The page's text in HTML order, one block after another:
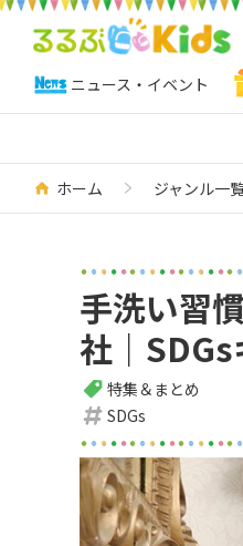
ニュース・イベント
ホーム ジャンル一
手洗い習
社｜
特集＆まとめ
SDGs